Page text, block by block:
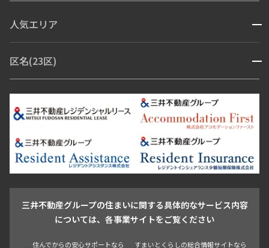
ブランドマンション
人気エリア 開閉
青山・表参道・原宿
市ヶ谷・神楽坂・飯田橋
三田・芝・浜松町
芝浦・汐留・品川
月島・勝どき・豊洲
本郷・春日・小石川
目白・高田馬場・早稲田
池尻大橋・三軒茶屋
祐天寺・学芸大学・自由が丘
駒沢・用賀・二子玉川
成城・砧
池袋・板橋・王子
青山 渋谷 東京・大手町 新宿 品川
目黒・中目黒
区名(23区) 開閉
江東区 台東区 墨田区
中野区
豊島区
杉並区 板橋区 練馬区 荒川区
足立区
葛飾区
江戸川区
三井不動産グループの住まいに関する具体的なサービス内容
については、各事業サイトをご覧ください
住んでからの安心サポートなら すまいとくらしの総合情報サイトなら